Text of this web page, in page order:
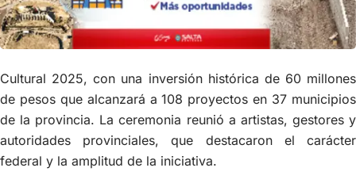
Cultural 2025, con una inversión histórica de 60 millones
de pesos que alcanzará a 108 proyectos en 37 municipios
de la provincia. La ceremonia reunió a artistas, gestores y
autoridades provinciales, que destacaron el carácter
federal y la amplitud de la iniciativa.